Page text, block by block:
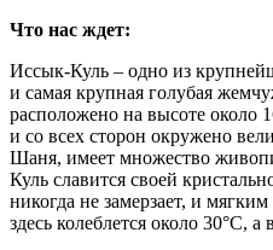
Что нас ждет:
Иссык-Куль – одно из
и самая крупная голубая
расположено на высоте около
и со всех сторон окружено
Шаня, имеет множество
Куль славится своей
никогда не замерзает, и
здесь колеблется около 30°C,